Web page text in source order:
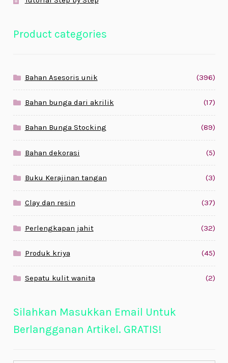
Product categories
Bahan Asesoris unik (396)
Bahan bunga dari akrilik (17)
Bahan Bunga Stocking (89)
Bahan dekorasi (5)
Buku Kerajinan tangan (3)
Clay dan resin (37)
Perlengkapan jahit (32)
Produk kriya (45)
Sepatu kulit wanita (2)
Silahkan Masukkan Email Untuk
Berlangganan Artikel. GRATIS!